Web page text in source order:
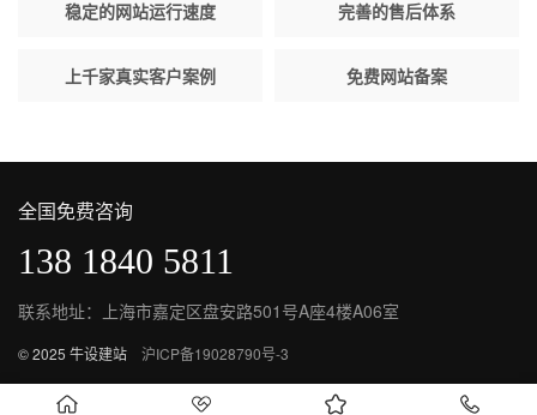
稳定的网站运行速度 完善的售后体系
上千家真实客户案例 免费网站备案
全国免费咨询
138 1840 5811
联系地址：上海市嘉定区盘安路501号A座4楼A06室
© 2025 牛设建站 沪ICP备19028790号-3